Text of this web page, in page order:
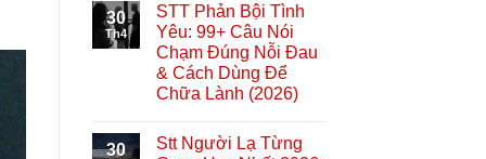
30
Th4
STT Phản Bội Tình
Yêu: 99+ Câu Nói
Chạm Đúng Nỗi Đau
& Cách Dùng Để
Chữa Lành (2026)
30
Stt Người Lạ Từng